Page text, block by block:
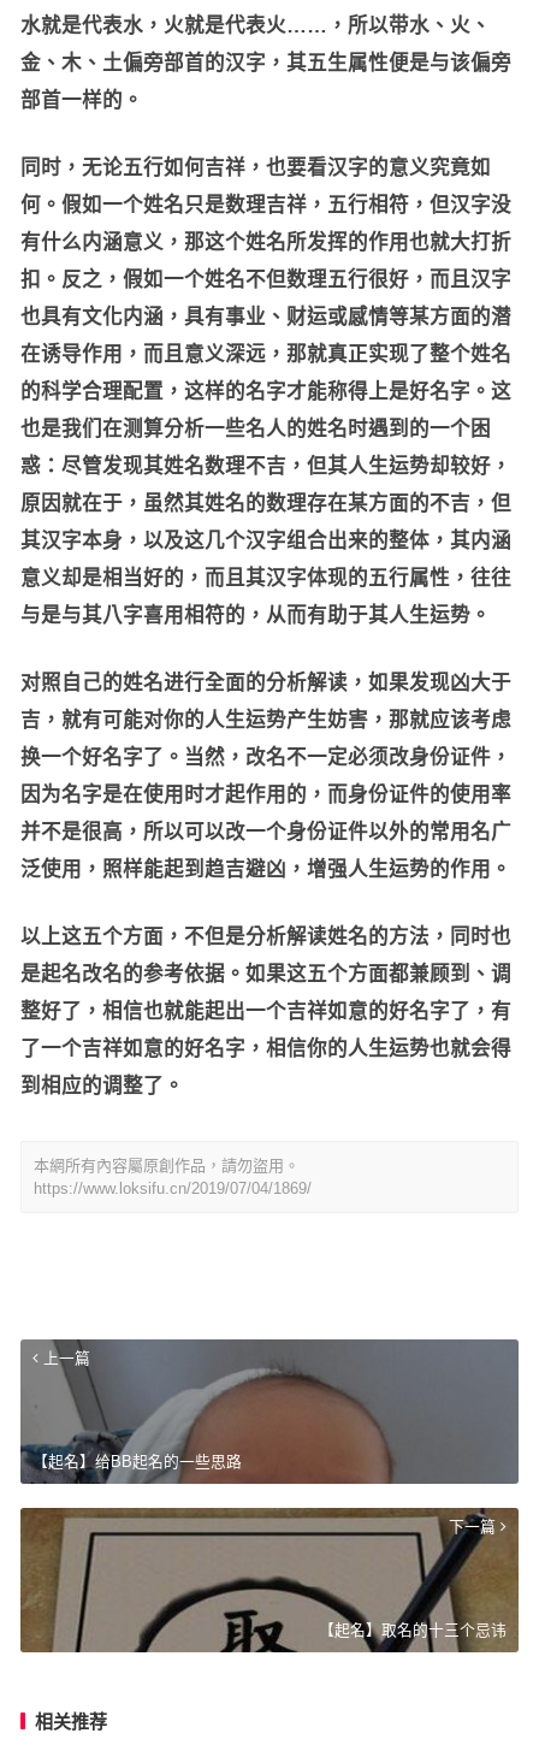
水就是代表水，火就是代表火……，所以带水、火、
金、木、土偏旁部首的汉字，其五生属性便是与该偏旁
部首一样的。
同时，无论五行如何吉祥，也要看汉字的意义究竟如
何。假如一个姓名只是数理吉祥，五行相符，但汉字没
有什么内涵意义，那这个姓名所发挥的作用也就大打折
扣。反之，假如一个姓名不但数理五行很好，而且汉字
也具有文化内涵，具有事业、财运或感情等某方面的潜
在诱导作用，而且意义深远，那就真正实现了整个姓名
的科学合理配置，这样的名字才能称得上是好名字。这
也是我们在测算分析一些名人的姓名时遇到的一个困
惑：尽管发现其姓名数理不吉，但其人生运势却较好，
原因就在于，虽然其姓名的数理存在某方面的不吉，但
其汉字本身，以及这几个汉字组合出来的整体，其内涵
意义却是相当好的，而且其汉字体现的五行属性，往往
与是与其八字喜用相符的，从而有助于其人生运势。
对照自己的姓名进行全面的分析解读，如果发现凶大于
吉，就有可能对你的人生运势产生妨害，那就应该考虑
换一个好名字了。当然，改名不一定必须改身份证件，
因为名字是在使用时才起作用的，而身份证件的使用率
并不是很高，所以可以改一个身份证件以外的常用名广
泛使用，照样能起到趋吉避凶，增强人生运势的作用。
以上这五个方面，不但是分析解读姓名的方法，同时也
是起名改名的参考依据。如果这五个方面都兼顾到、调
整好了，相信也就能起出一个吉祥如意的好名字了，有
了一个吉祥如意的好名字，相信你的人生运势也就会得
到相应的调整了。
本網所有內容屬原創作品，請勿盜用。
https://www.loksifu.cn/2019/07/04/1869/
上一篇
【起名】给BB起名的一些思路
下一篇
【起名】取名的十三个忌讳
相关推荐